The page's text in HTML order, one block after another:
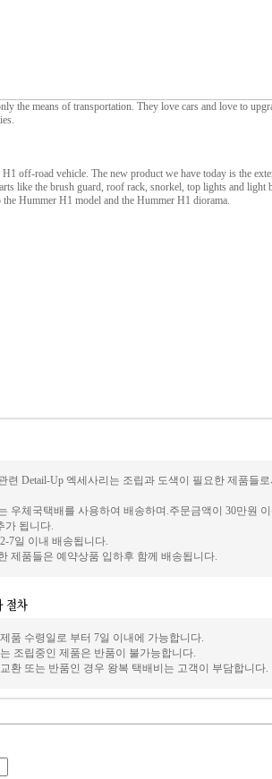
the means of transportation. They love cars and love to
off-road vehicle. The new product we have today is the
like the brush guard, roof rack, snorkel, top lights and light
Hummer H1 model and the Hummer H1 diorama.
련 Detail-Up 엑세사리는 조립과 도색이 필요한 제품들
우체국택배를 사용하여 배송하며.주문금액이 30만원
가 됩니다.
7일 이내 배송됩니다.
제품들은 예약상품 입하후 함께 배송됩니다.
품 수령일로 부터 7일 이내에 가능합니다.
조립중인 제품은 반품이 불가능합니다.
환 또는 반품인 경우 왕복 택배비는 고객이 부담합니다.